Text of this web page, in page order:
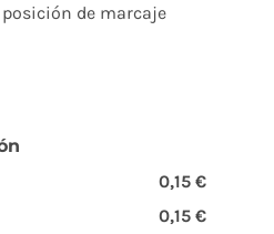
de marcaje
0,15 €
0,15 €